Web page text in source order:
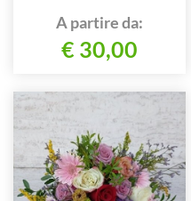
A partire da:
€ 30,00